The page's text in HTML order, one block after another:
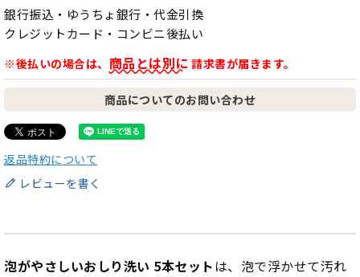
銀行振込・ゆうちょ銀行・代金引換
クレジットカード・コンビニ後払い
※後払いの場合は、 商品とは別に 請求書が届きます。
商品についてのお問い合わせ
返品特約について
レビューを書く
泡がやさしいおしり洗い 5本セットは、泡で浮かせて汚れ